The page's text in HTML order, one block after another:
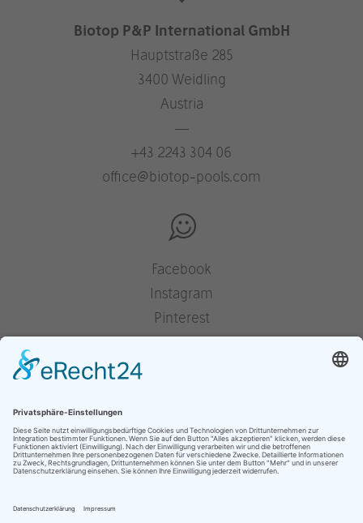
Biotop P&P International GmbH
Hauptstraße 285
3400 Weidling
Austria
—
+43 2243 304 06
office@biotop-pools.com
Facebook
Instagram
Pinterest
Houzz
Presse